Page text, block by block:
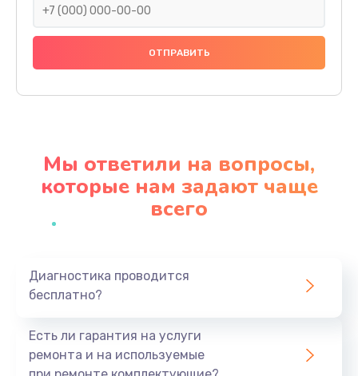
Замена праймера
1000 руб.
Заказать
Профилактическая чистка
Заказать
Мы ответили на вопросы,
которые нам задают чаще
всего
Диагностика проводится
бесплатно?
Есть ли гарантия на услуги
ремонта и на используемые